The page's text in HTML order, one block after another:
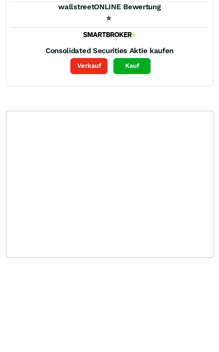
wallstreetONLINE Bewertung
⭐
Consolidated Securities Aktie kaufen
Verkauf Kauf